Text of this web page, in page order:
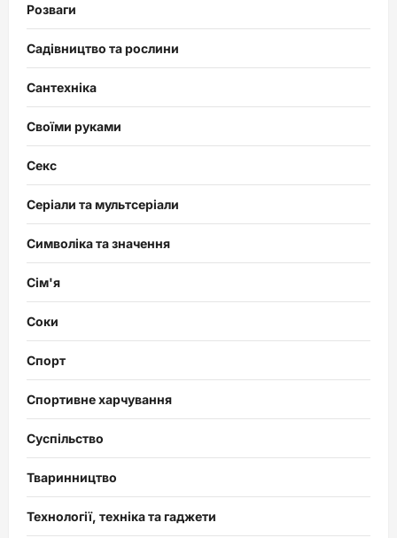
Розваги
Садівництво та рослини
Сантехніка
Своїми руками
Секс
Серіали та мультсеріали
Символіка та значення
Сім'я
Соки
Спорт
Спортивне харчування
Суспільство
Тваринництво
Технології, техніка та гаджети